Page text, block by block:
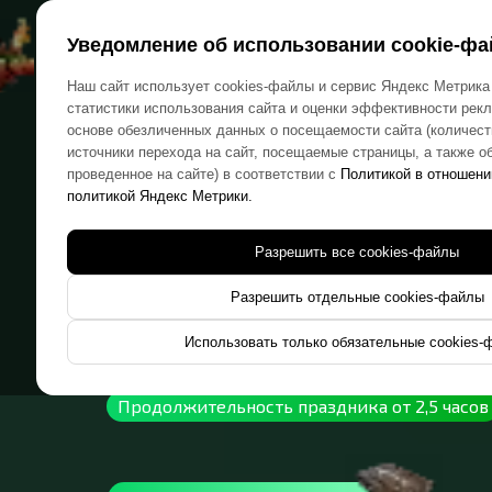
Уведомление об использовании cookie-
Наш сайт использует cookies-файлы и сервис Яндекс
статистики использования сайта и оценки эффективности
основе обезличенных данных о посещаемости сайта
источники перехода на сайт, посещаемые страницы, а также
проведенное на сайте) в соответствии с Политикой в
политикой Яндекс Метрики.
Разрешить все cookies-файлы
Разрешить отдельные cookies-файлы
Использовать только обязательные
Продолжительность праздника от 2,5 часов
Выпускной, который точно
Главная Контакты
НЕ БАНАЛЬНЫЙ